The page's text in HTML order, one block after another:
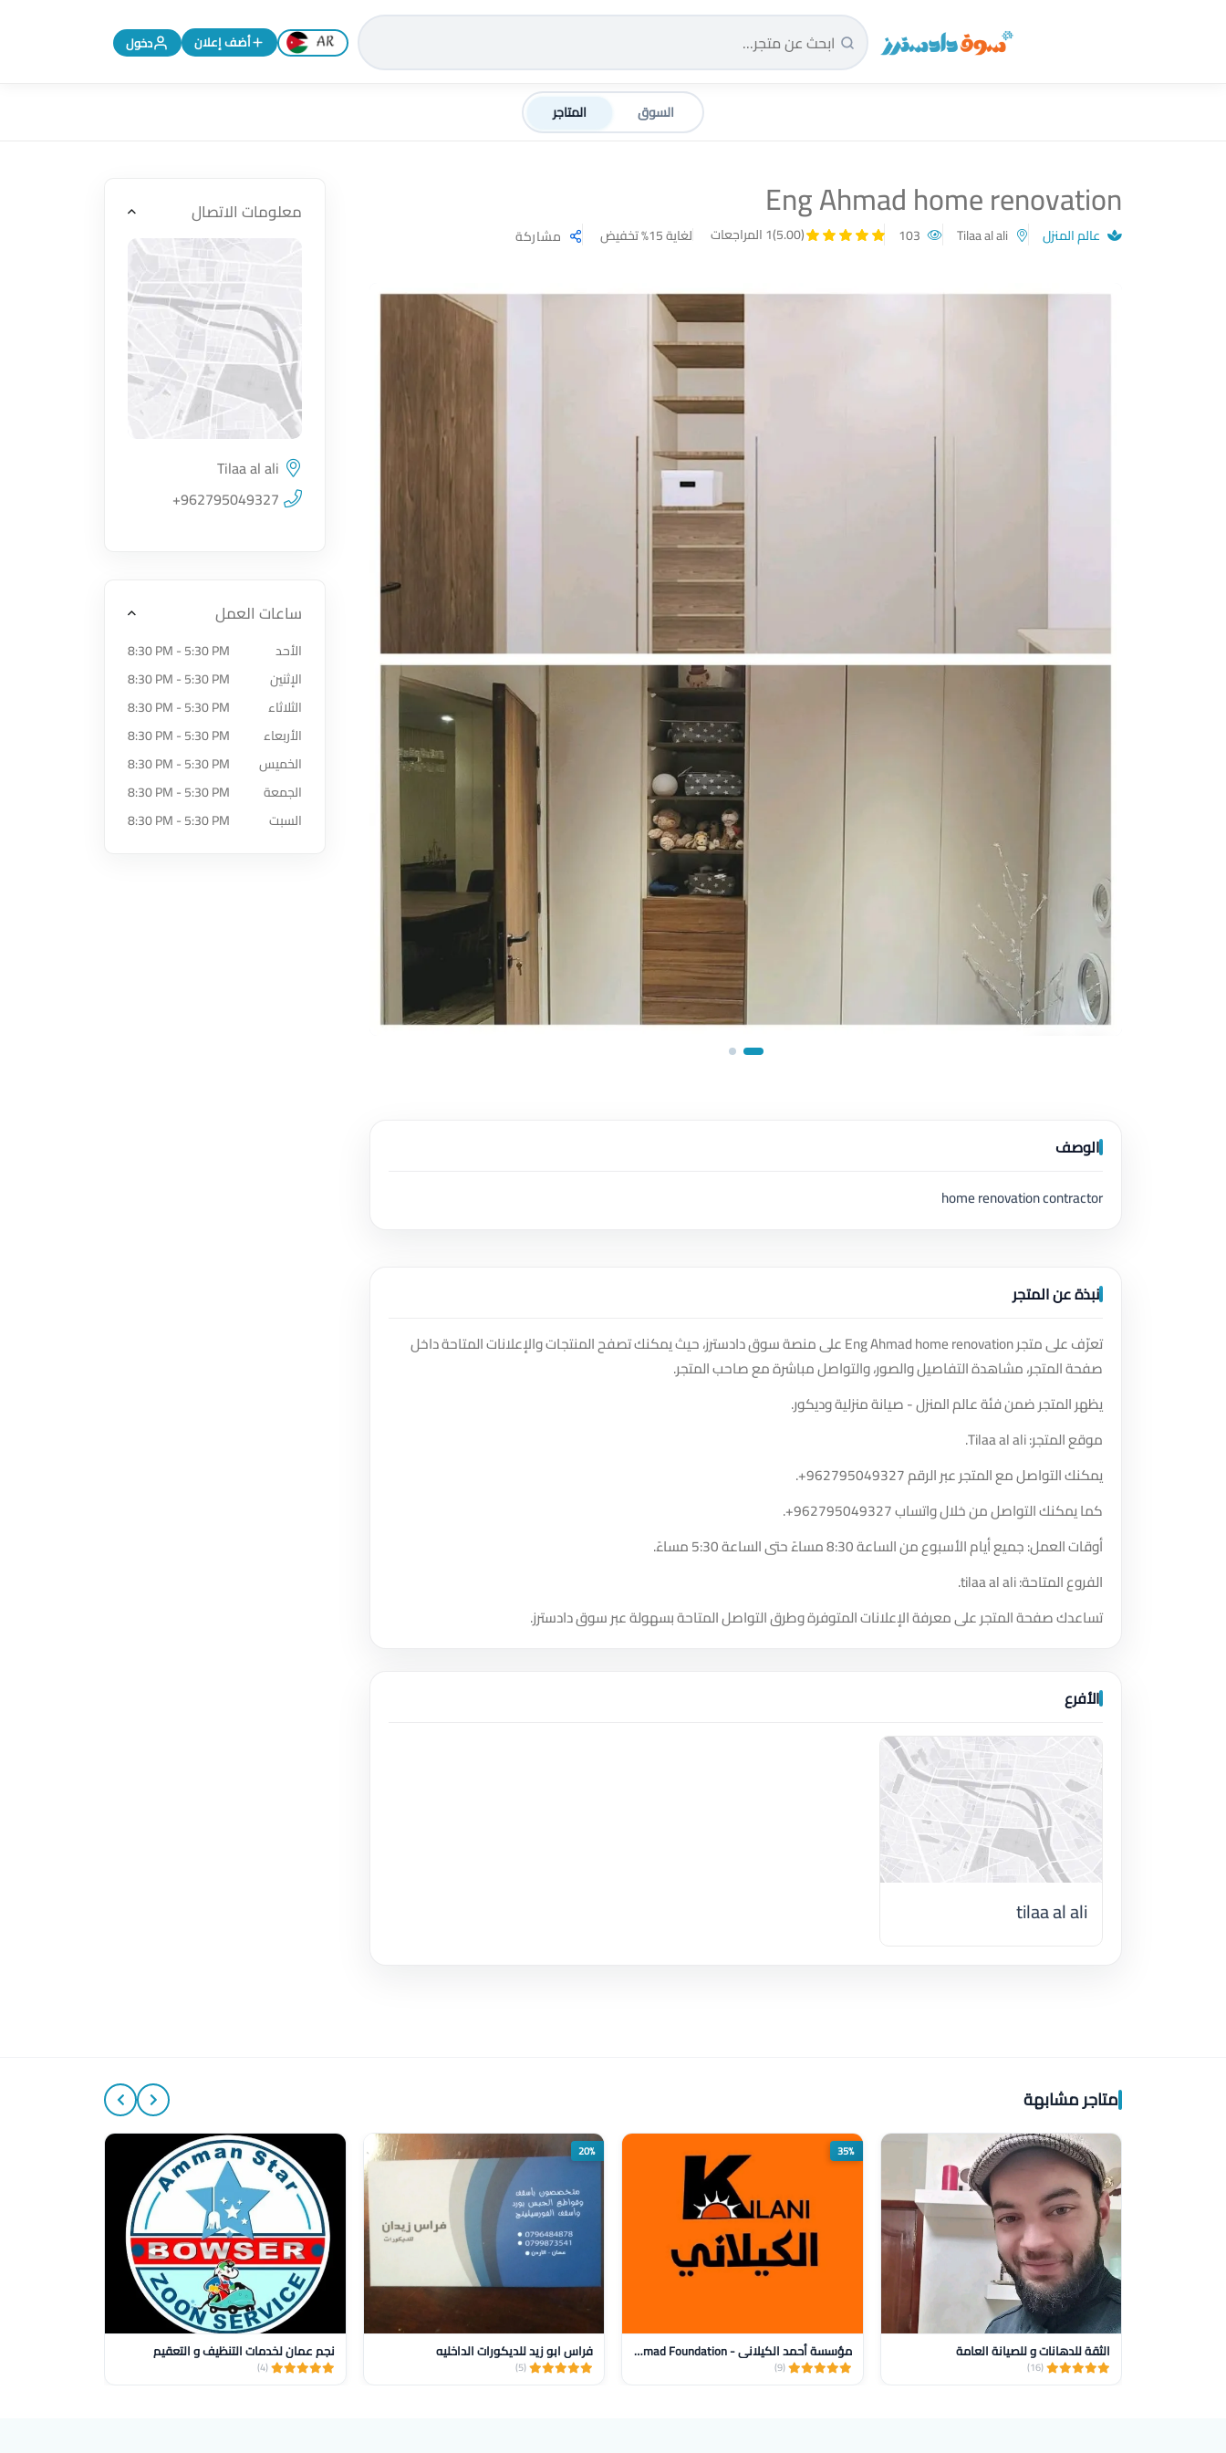
سوق دادسترز الرئيسية تغيير اللغة إلى الإنجليزية
أضف إعلان دخول
السوق المتاجر
Eng Ahmad home renovation
عالم المنزل (5.00) 1 المراجعات لغاية 15% تخفيض مشاركة
الوصف
home renovation contractor
نبذة عن المتجر
تعرّف على متجر Eng Ahmad home renovation على منصة سوق دادسترز، حيث يمكنك تصفح المنتجات والإعلانات المتاحة داخل
صفحة المتجر، مشاهدة التفاصيل والصور، والتواصل مباشرة مع صاحب المتجر.
يظهر المتجر ضمن فئة عالم المنزل - صيانة منزلية وديكور.
موقع المتجر: Tilaa al ali.
يمكنك التواصل مع المتجر عبر الرقم+962795049327
.
كما يمكنك التواصل من خلال واتساب+962795049327
.
أوقات العمل: جميع أيام الأسبوع من الساعة 8:30 مساءً حتى الساعة 5:30 مساءً.
الفروع المتاحة: tilaa al ali.
تساعدك صفحة المتجر على معرفة الإعلانات المتوفرة وطرق التواصل المتاحة بسهولة عبر سوق دادسترز.
الأفرع
tilaa al ali
معلومات الاتصال
اضغط لتحميل الموقع
Tilaa al ali
+962795049327
ساعات العمل
الأحد
8:30 PM - 5:30 PM
الإثنين
8:30 PM - 5:30 PM
الثلاثاء
8:30 PM - 5:30 PM
الأربعاء
8:30 PM - 5:30 PM
الخميس
8:30 PM - 5:30 PM
الجمعة
8:30 PM - 5:30 PM
السبت
8:30 PM - 5:30 PM
متاجر مشابهة
الثقة للدهانات و للصيانة العامة
(16)
35%
مؤسسة أحمد الكيلاني - AlKilani Ahmad Foundation
(9)
20%
فراس ابو زيد للديكورات الداخليه
(5)
نجم عمان لخدمات التنظيف و التعقيم
(4)